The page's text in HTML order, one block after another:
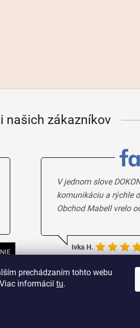
prechádzaním tohto webu
informácií tu.
našich zákazníkov
V jednom slove
komunikáciu a rýchle
Obchod Mabell vrelo
Ivka H.